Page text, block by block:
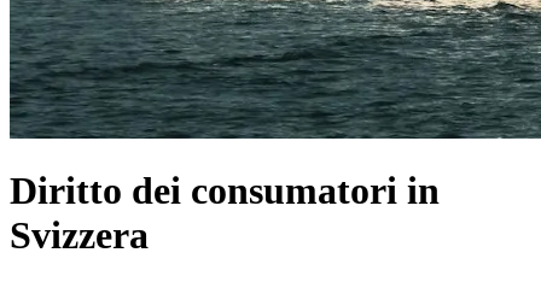
Diritto dei consumatori in
Svizzera